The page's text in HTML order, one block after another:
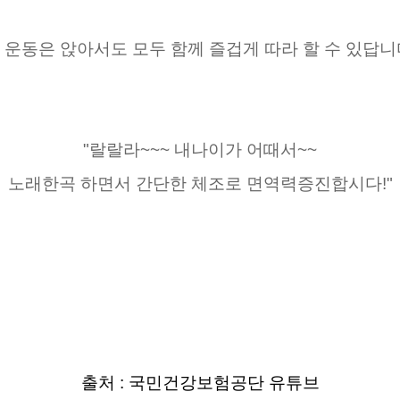
운동은 앉아서도 모두 함께 즐겁게 따라 할 수 있답니
"랄랄라~~~ 내나이가 어때서~~
노래한곡 하면서 간단한 체조로 면역력증진합시다!"
출처 : 국민건강보험공단 유튜브